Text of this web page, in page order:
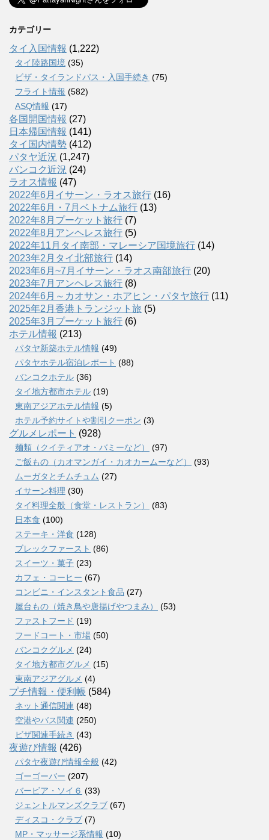
カテゴリー
タイ入国情報 (1,222)
タイ陸路国境 (35)
ビザ・タイランドパス・入国手続き (75)
フライト情報 (582)
ASQ情報 (17)
各国開国情報 (27)
日本帰国情報 (141)
タイ国内情勢 (412)
パタヤ近況 (1,247)
バンコク近況 (24)
ラオス情報 (47)
2022年6月イサーン・ラオス旅行 (16)
2022年6月・7月ベトナム旅行 (13)
2022年8月プーケット旅行 (7)
2022年8月アンヘレス旅行 (5)
2022年11月タイ南部・マレーシア国境旅行 (14)
2023年2月タイ北部旅行 (14)
2023年6月~7月イサーン・ラオス南部旅行 (20)
2023年7月アンヘレス旅行 (8)
2024年6月～カオサン・ホアヒン・パタヤ旅行 (11)
2025年2月香港トランジット旅 (5)
2025年3月プーケット旅行 (6)
ホテル情報 (213)
パタヤ新築ホテル情報 (49)
パタヤホテル宿泊レポート (88)
バンコクホテル (36)
タイ地方都市ホテル (19)
東南アジアホテル情報 (5)
ホテル予約サイトや割引クーポン (3)
グルメレポート (928)
麺類（クイティアオ・バミーなど）
(97)
ご飯もの（カオマンガイ・カオカームーなど）
(93)
ムーガタとチムチュム (27)
イサーン料理 (30)
タイ料理全般（食堂・レストラン）
(83)
日本食 (100)
ステーキ・洋食 (128)
ブレックファースト (86)
スイーツ・菓子 (23)
カフェ・コーヒー (67)
コンビニ・インスタント食品 (27)
屋台もの（焼き鳥や唐揚げやつまみ）
(53)
ファストフード (19)
フードコート・市場 (50)
バンコクグルメ (24)
タイ地方都市グルメ (15)
東南アジアグルメ (4)
プチ情報・便利帳 (584)
ネット通信関連 (48)
空港やバス関連 (250)
ビザ関連手続き (43)
夜遊び情報 (426)
パタヤ夜遊び情報全般 (42)
ゴーゴーバー (207)
バービア・ソイ６ (33)
ジェントルマンズクラブ (67)
ディスコ・クラブ (7)
MP・マッサージ系情報 (10)